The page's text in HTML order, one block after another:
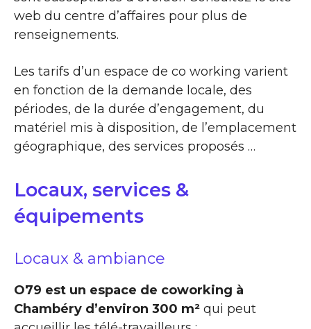
web du centre d’affaires pour plus de
renseignements.
Les tarifs d’un espace de co working varient
en fonction de la demande locale, des
périodes, de la durée d’engagement, du
matériel mis à disposition, de l’emplacement
géographique, des services proposés …
Locaux, services &
équipements
Locaux & ambiance
O79 est un espace de coworking à
Chambéry d’environ 300 m² qui peut